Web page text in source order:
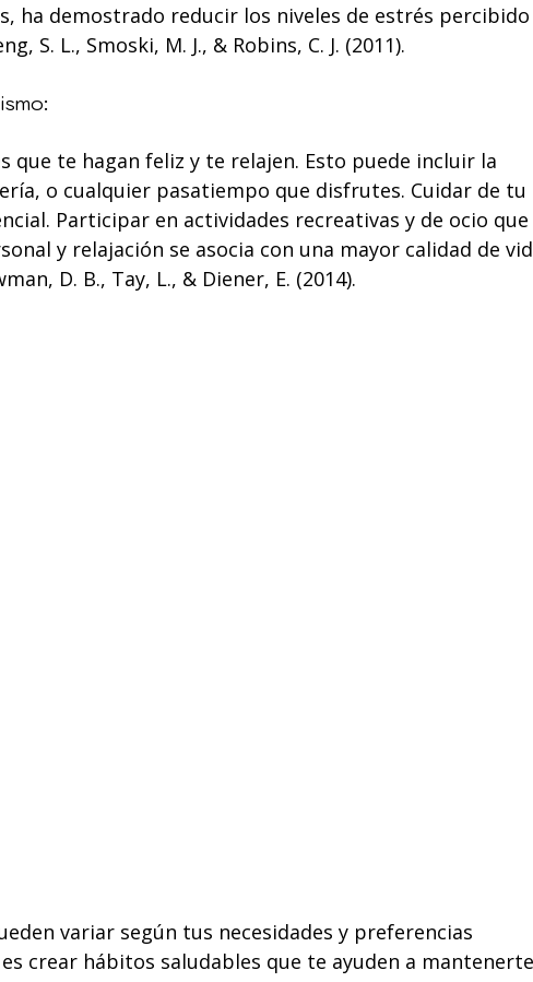
ha demostrado reducir los niveles de estrés percibido
S. L., Smoski, M. J., & Robins, C. J. (2011).
que te hagan feliz y te relajen. Esto puede incluir la
o cualquier pasatiempo que disfrutes. Cuidar de tu
Participar en actividades recreativas y de ocio que
y relajación se asocia con una mayor calidad de
D. B., Tay, L., & Diener, E. (2014).
variar según tus necesidades y preferencias
crear hábitos saludables que te ayuden a mantenerte